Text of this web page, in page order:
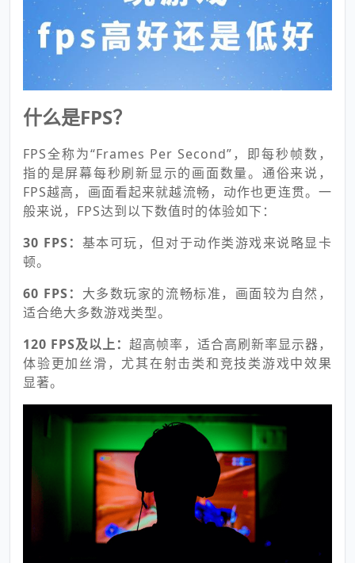
什么是FPS？
FPS全称为“Frames Per Second”，即每秒帧数，
指的是屏幕每秒刷新显示的画面数量。通俗来说，
FPS越高，画面看起来就越流畅，动作也更连贯。一
般来说，FPS达到以下数值时的体验如下：
30 FPS： 基本可玩，但对于动作类游戏来说略显卡
顿。
60 FPS： 大多数玩家的流畅标准，画面较为自然，
适合绝大多数游戏类型。
120 FPS及以上：超高帧率，适合高刷新率显示器，
体验更加丝滑，尤其在射击类和竞技类游戏中效果
显著。